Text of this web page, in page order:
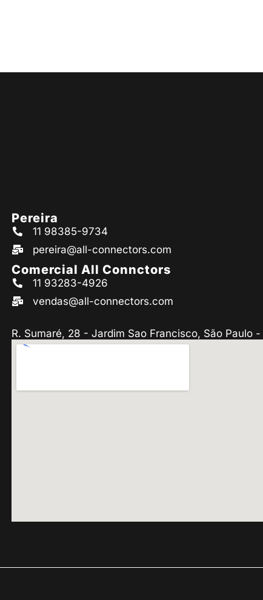
Pereira
11 98385-9734
pereira@all-connectors.com
Comercial All Connctors
11 93283-4926
vendas@all-connectors.com
R. Sumaré, 28 - Jardim Sao Francisco, São Paulo